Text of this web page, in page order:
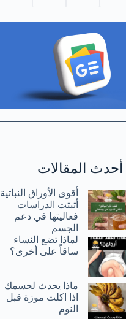
أحدث المقالات
أقوى الأوراق النباتية
أثبتت الدراسات
فعاليتها في دعم
الجسم
لماذا تضع النساء
ساقاً على أخرى؟
ماذا يحدث لجسمك
اذا اكلت موزة قبل
النوم